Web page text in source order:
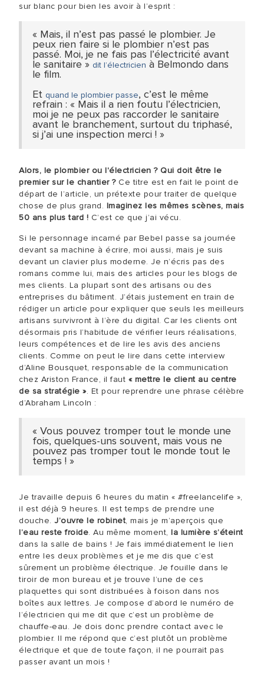
sur blanc pour bien les avoir à l’esprit :
« Mais, il n’est pas passé le plombier. Je
peux rien faire si le plombier n’est pas
passé. Moi, je ne fais pas l’électricité avant
le sanitaire » dit l’électricien à Belmondo dans
le film.
Et quand le plombier passe, c’est le même
refrain : « Mais il a rien foutu l’électricien,
moi je ne peux pas raccorder le sanitaire
avant le branchement, surtout du triphasé,
si j’ai une inspection merci ! »
Alors, le plombier ou l'électricien ? Qui doit être le
premier sur le chantier ?Ce titre est en fait le point de
départ de l’article, un prétexte pour traiter de quelque
chose de plus grand. Imaginez les mêmes scènes, mais
50 ans plus tard ! C’est ce que j’ai vécu.
Si le personnage incarné par Bebel passe sa journée
devant sa machine à écrire, moi aussi, mais je suis
devant un clavier plus moderne. Je n’écris pas des
romans comme lui, mais des articles pour les blogs de
mes clients. La plupart sont des artisans ou des
entreprises du bâtiment. J’étais justement en train de
rédiger un article pour expliquer que seuls les meilleurs
artisans survivront à l’ère du digital. Car les clients ont
désormais pris l’habitude de vérifier leurs réalisations,
leurs compétences et de lire les avis des anciens
clients. Comme on peut le lire dans cette interview
d’Aline Bousquet, responsable de la communication
chez Ariston France, il faut « mettre le client au centre
de sa stratégie ». Et pour reprendre une phrase célèbre
d’Abraham Lincoln :
« Vous pouvez tromper tout le monde une
fois, quelques-uns souvent, mais vous ne
pouvez pas tromper tout le monde tout le
temps ! »
Je travaille depuis 6 heures du matin « #freelancelife »,
il est déjà 9 heures. Il est temps de prendre une
douche. J’ouvre le robinet, mais je m’aperçois que
l’eau reste froide. Au même moment, la lumière s’éteint
dans la salle de bains ! Je fais immédiatement le lien
entre les deux problèmes et je me dis que c’est
sûrement un problème électrique. Je fouille dans le
tiroir de mon bureau et je trouve l’une de ces
plaquettes qui sont distribuées à foison dans nos
boîtes aux lettres. Je compose d’abord le numéro de
l’électricien qui me dit que c’est un problème de
chauffe-eau. Je dois donc prendre contact avec le
plombier. Il me répond que c’est plutôt un problème
électrique et que de toute façon, il ne pourrait pas
passer avant un mois !